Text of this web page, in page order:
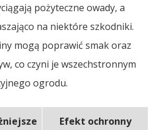
pożyteczne owady, a
na niektóre szkodniki.
mogą poprawić smak oraz
co czyni je wszechstronnym
ogrodu.
Efekt ochronny